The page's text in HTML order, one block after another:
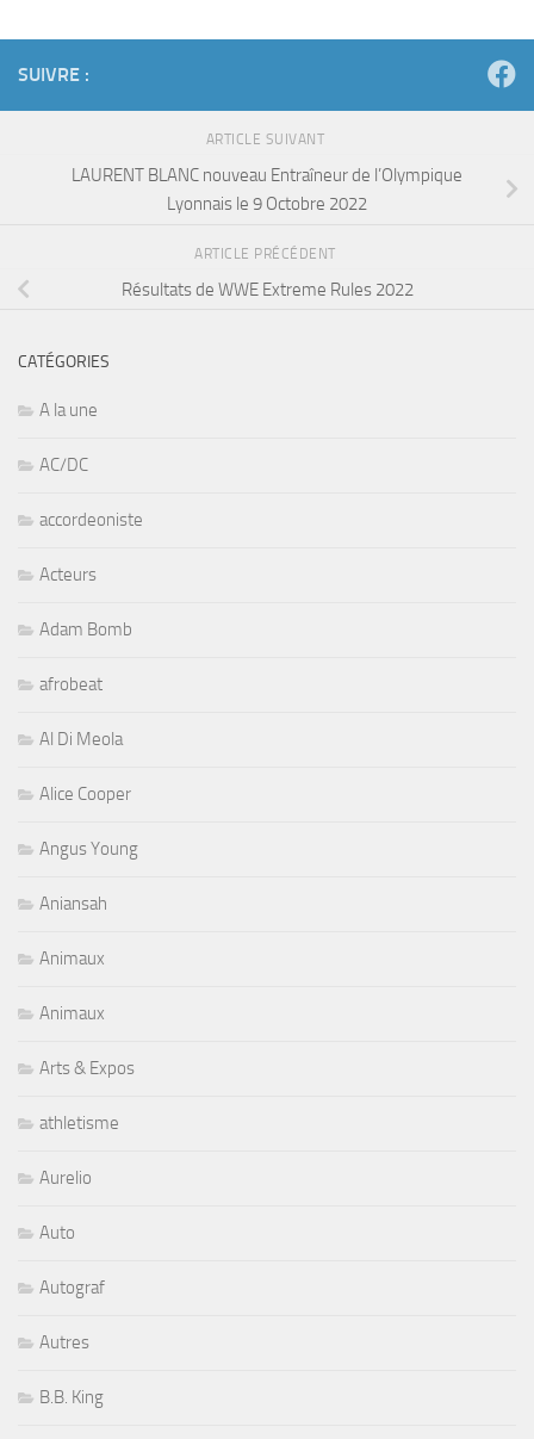
SUIVRE :
ARTICLE SUIVANT
LAURENT BLANC nouveau Entraîneur de l’Olympique
Lyonnais le 9 Octobre 2022
ARTICLE PRÉCÉDENT
Résultats de WWE Extreme Rules 2022
CATÉGORIES
A la une
AC/DC
accordeoniste
Acteurs
Adam Bomb
afrobeat
Al Di Meola
Alice Cooper
Angus Young
Aniansah
Animaux
Animaux
Arts & Expos
athletisme
Aurelio
Auto
Autograf
Autres
B.B. King